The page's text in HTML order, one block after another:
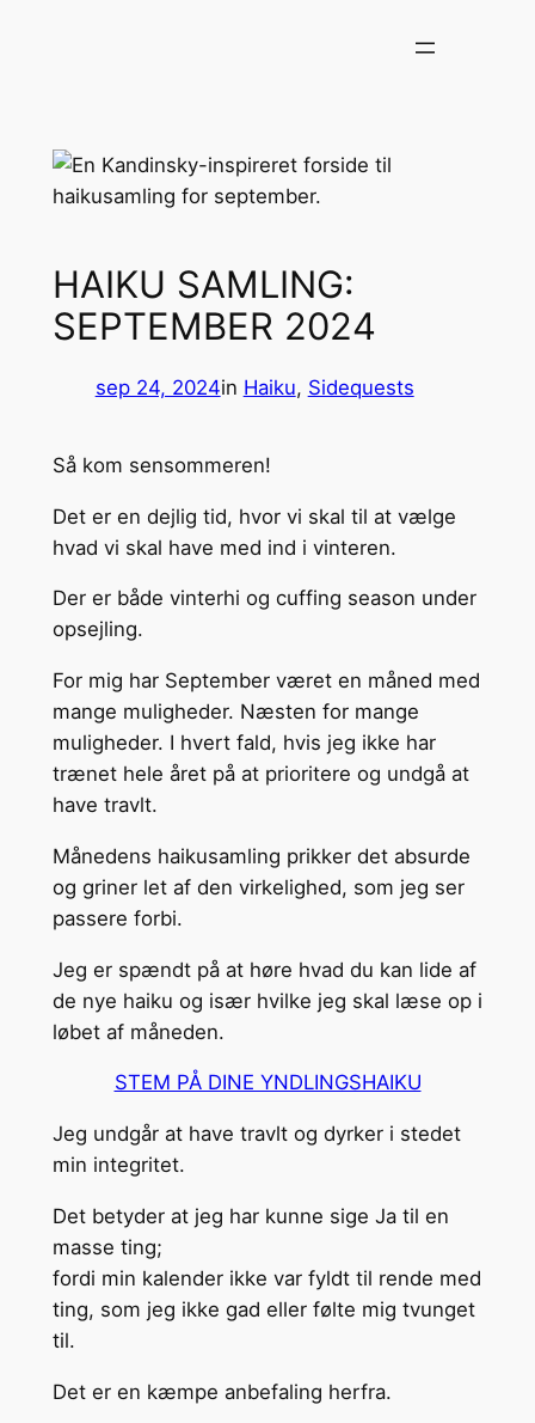
HAIKU SAMLING:
SEPTEMBER 2024
sep 24, 2024in Haiku, Sidequests
Så kom sensommeren!
Det er en dejlig tid, hvor vi skal til at vælge
hvad vi skal have med ind i vinteren.
Der er både vinterhi og cuffing season under
opsejling.
For mig har September været en måned med
mange muligheder. Næsten for mange
muligheder. I hvert fald, hvis jeg ikke har
trænet hele året på at prioritere og undgå at
have travlt.
Månedens haikusamling prikker det absurde
og griner let af den virkelighed, som jeg ser
passere forbi.
Jeg er spændt på at høre hvad du kan lide af
de nye haiku og især hvilke jeg skal læse op i
løbet af måneden.
STEM PÅ DINE YNDLINGSHAIKU
Jeg undgår at have travlt og dyrker i stedet
min integritet.
Det betyder at jeg har kunne sige Ja til en
masse ting;
fordi min kalender ikke var fyldt til rende med
ting, som jeg ikke gad eller følte mig tvunget
til.
Det er en kæmpe anbefaling herfra.